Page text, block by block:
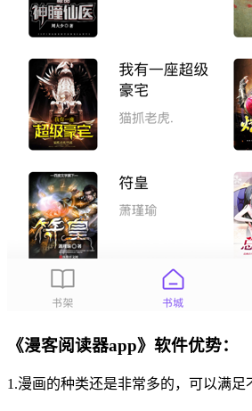
《漫客阅读器app》软件优势：
1.漫画的种类还是非常多的，可以满足